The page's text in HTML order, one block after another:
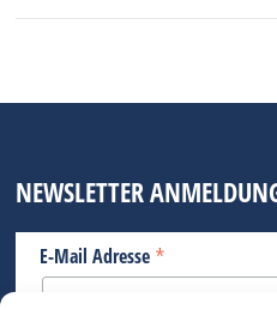
NEWSLETTER
E-Mail Adresse *